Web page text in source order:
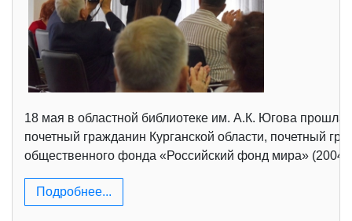
18 мая в областной библиотеке им. А.К. Югова
почетный гражданин Курганской области, почетный
общественного фонда «Российский фонд мира» (2004-
Подробнее...